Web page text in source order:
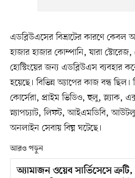
এডব্লিউএসের বিভ্রাটের কারণে কেবল
হাজার হাজার কোম্পানি, যারা
হোস্টিংয়ের জন্য এডব্লিউএস ব্যবহার
হয়েছে। বিভিন্ন অ্যাপের কাজ বন্ধ
কোর্সেরা, প্রাইম ভিডিও, হুলু, স্ল্যাক,
স্ন্যাপচ্যাট, লিফট, আইএমডিবি,
অনলাইন সেবায় বিঘ্ন ঘটেছে।
আরও পড়ুন
অ্যামাজন ওয়েব সার্ভিসেসে ত্রুটি,